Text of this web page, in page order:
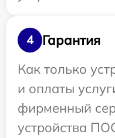
4
Гарантия
Как только
и оплаты
фирменный
устройства